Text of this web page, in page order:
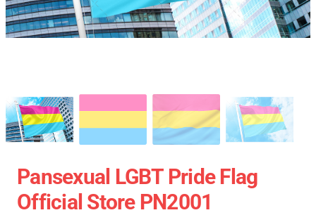
Pansexual LGBT Pride Flag
Official Store PN2001